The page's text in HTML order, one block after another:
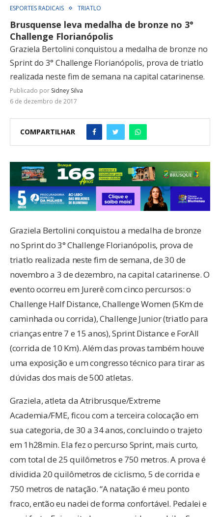
ESPORTES RADICAIS TRIATLO
Brusquense leva medalha de bronze no 3°
Challenge Florianópolis
Graziela Bertolini conquistou a medalha de bronze no
Sprint do 3° Challenge Florianópolis, prova de triatlo
realizada neste fim de semana na capital catarinense.
Publicado por Sidney Silva
6 de dezembro de 2017
COMPARTILHAR
Graziela Bertolini conquistou a medalha de bronze
no Sprint do 3° Challenge Florianópolis, prova de
triatlo realizada neste fim de semana, de 30 de
novembro a 3 de dezembro, na capital catarinense. O
evento ocorreu em Jurerê com cinco percursos: o
Challenge Half Distance, Challenge Women (5Km de
caminhada ou corrida), Challenge Junior (triatlo para
crianças entre 7 e 15 anos), Sprint Distance e ForAll
(corrida de 10 Km). Além das provas também houve
uma exposição e um congresso técnico para tirar as
dúvidas dos mais de 500 atletas.
Graziela, atleta da Atribrusque/Extreme
Academia/FME, ficou com a terceira colocação em
sua categoria, de 30 a 34 anos, concluindo o trajeto
em 1h28min. Ela fez o percurso Sprint, mais curto,
com total de 25 quilômetros e 750 metros. A prova é
dividida 20 quilômetros de ciclismo, 5 de corrida e
750 metros de natação. “A natação é meu ponto
fraco, então eu nadei de forma confortável. Pedalei e